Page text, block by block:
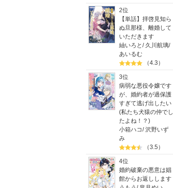
2位
【単話】拝啓見知ら
ぬ旦那様、離婚して
いただきます
紬いろと / 久川航璃/
あいるむ
（4.3）
3位
病弱な悪役令嬢です
が、婚約者が過保護
すぎて逃げ出したい
(私たち犬猿の仲でし
たよね！？)
小箱ハコ/沢野いず
み
（3.5）
4位
婚約破棄の悪意は娼
館からお返しします